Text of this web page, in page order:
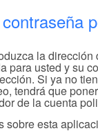
la dirección
para usted y su
Si ya no
tendrá que
de la cuenta
sobre esta